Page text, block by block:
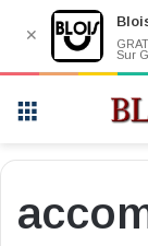
✕
Sur